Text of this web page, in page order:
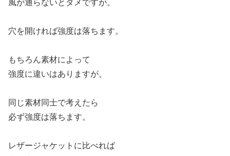
風が通らないとダメですが。
穴を開ければ強度は落ちます。
もちろん素材によって
強度に違いはありますが。
同じ素材同士で考えたら
必ず強度は落ちます。
レザージャケットに比べれば